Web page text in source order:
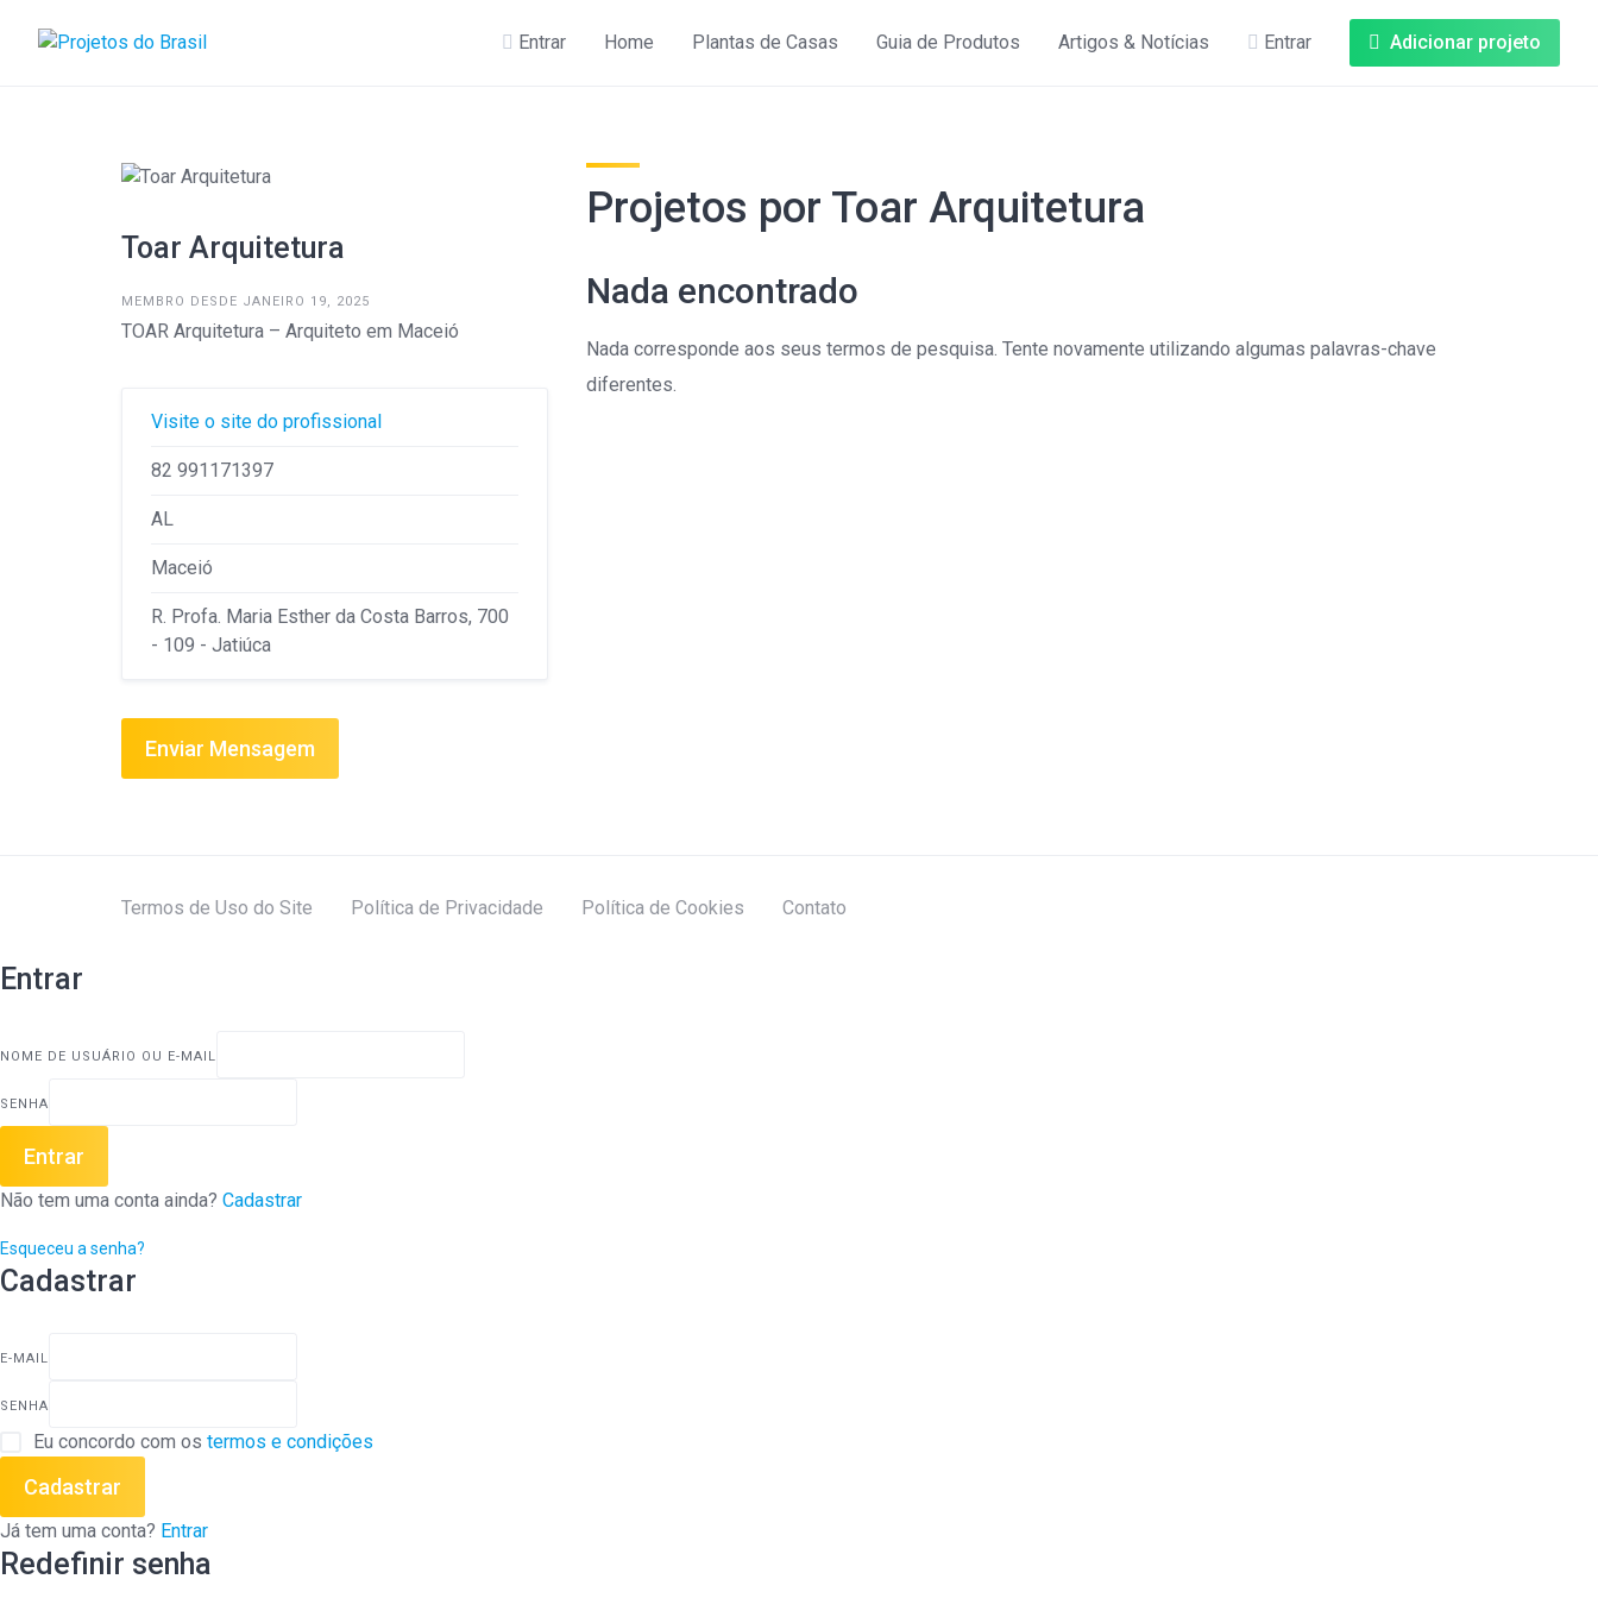
Entrar Home Plantas de Casas Guia de Produtos Artigos & Notícias Entrar Adicionar projeto
Toar Arquitetura
MEMBRO DESDE JANEIRO 19, 2025
TOAR Arquitetura – Arquiteto em Maceió
Visite o site do profissional
82 991171397
AL
Maceió
R. Profa. Maria Esther da Costa Barros, 700
- 109 - Jatiúca
Enviar Mensagem
Projetos por Toar Arquitetura
Nada encontrado
Nada corresponde aos seus termos de pesquisa. Tente novamente utilizando algumas palavras-chave
diferentes.
Termos de Uso do Site Política de Privacidade Política de Cookies Contato
Entrar
NOME DE USUÁRIO OU E-MAIL
SENHA
Entrar
Não tem uma conta ainda? Cadastrar
Esqueceu a senha?
Cadastrar
E-MAIL
SENHA
Eu concordo com os termos e condições
Cadastrar
Já tem uma conta? Entrar
Redefinir senha